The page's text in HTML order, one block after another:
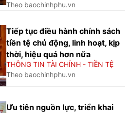
Theo baochinhphu.vn
Tiếp tục điều hành chính sách
tiền tệ chủ động, linh hoạt, kịp
thời, hiệu quả hơn nữa
THÔNG TIN TÀI CHÍNH - TIỀN TỆ
Theo baochinhphu.vn
Ưu tiên nguồn lực, triển khai